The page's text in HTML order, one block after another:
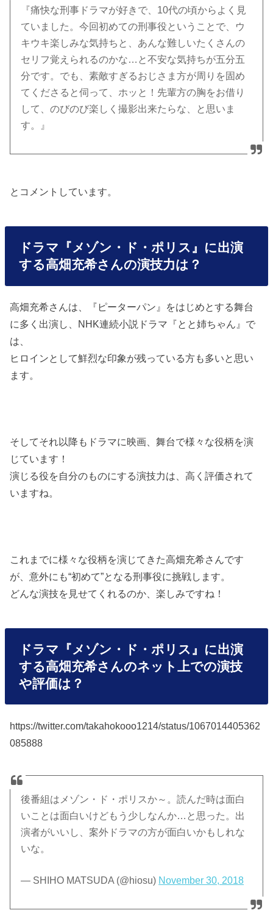
『痛快な刑事ドラマが好きで、10代の頃からよく見
ていました。今回初めての刑事役ということで、ウ
キウキ楽しみな気持ちと、あんな難しいたくさんの
セリフ覚えられるのかな…と不安な気持ちが五分五
分です。でも、素敵すぎるおじさま方が周りを固め
てくださると伺って、ホッと！先輩方の胸をお借り
して、のびのび楽しく撮影出来たらな、と思いま
す。』
とコメントしています。
ドラマ『メゾン・ド・ポリス』に出演
する高畑充希さんの演技力は？
高畑充希さんは、『ピーターパン』をはじめとする舞台
に多く出演し、NHK連続小説ドラマ『とと姉ちゃん』で
は、
ヒロインとして鮮烈な印象が残っている方も多いと思い
ます。
そしてそれ以降もドラマに映画、舞台で様々な役柄を演
じています！
演じる役を自分のものにする演技力は、高く評価されて
いますね。
これまでに様々な役柄を演じてきた高畑充希さんです
が、意外にも“初めて”となる刑事役に挑戦します。
どんな演技を見せてくれるのか、楽しみですね！
ドラマ『メゾン・ド・ポリス』に出演
する高畑充希さんのネット上での演技
や評価は？
https://twitter.com/takahokooo1214/status/1067014405362
085888
後番組はメゾン・ド・ポリスか～。読んだ時は面白
いことは面白いけどもう少しなんか…と思った。出
演者がいいし、案外ドラマの方が面白いかもしれな
いな。
— SHIHO MATSUDA (@hiosu) November 30, 2018